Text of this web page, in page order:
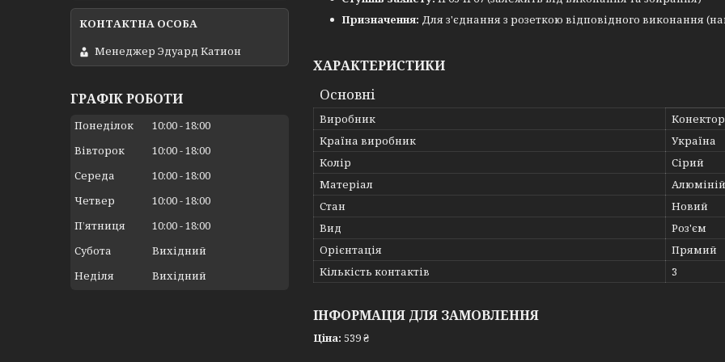
Призначення: Для з'єднання з розеткою відповідного виконання
ХАРАКТЕРИСТИКИ
Основні
Виробник
Конектор
Країна виробник
Україна
Колір
Сірий
Матеріал
Алюміній
Стан
Новий
Вид
Роз'єм
Орієнтація
Прямий
Кількість контактів
3
ІНФОРМАЦІЯ ДЛЯ ЗАМОВЛЕННЯ
Ціна: 539 ₴
Менеджер Эдуард Катион
ГРАФІК РОБОТИ
Понеділок 10:00 18:00
Вівторок
10:00 18:00
Середа
10:00 18:00
Четвер
10:00 18:00
Пʼятниця
10:00 18:00
Субота
Вихідний
Неділя
Вихідний